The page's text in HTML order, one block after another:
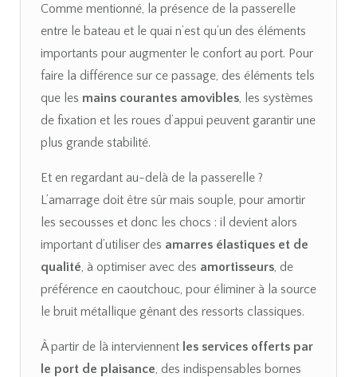
Comme mentionné, la présence de la passerelle
entre le bateau et le quai n’est qu’un des éléments
importants pour augmenter le confort au port. Pour
faire la différence sur ce passage, des éléments tels
que les mains courantes amovibles , les systèmes
de fixation et les roues d’appui peuvent garantir une
plus grande stabilité.
Et en regardant au-delà de la passerelle ?
L’amarrage doit être sûr mais souple, pour amortir
les secousses et donc les chocs : il devient alors
important d’utiliser des amarres élastiques et de
qualité , à optimiser avec des amortisseurs , de
préférence en caoutchouc, pour éliminer à la source
le bruit métallique gênant des ressorts classiques.
À partir de là interviennent les services offerts par
le port de plaisance , des indispensables bornes